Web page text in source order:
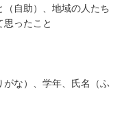
（自助）、地域の人たち
思ったこと
な）、学年、氏名（ふ